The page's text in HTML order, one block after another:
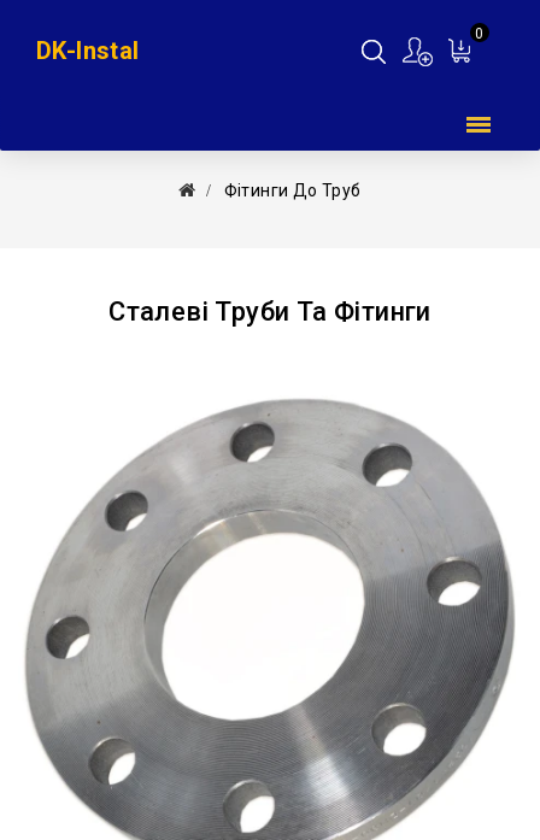
0
DK-Instal
Фітинги До Труб
Сталеві Труби Та Фітинги